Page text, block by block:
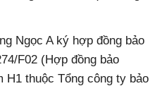
Ngọc A ký hợp đồng bảo
F02 (Hợp đồng bảo
H1 thuộc Tổng công ty bảo